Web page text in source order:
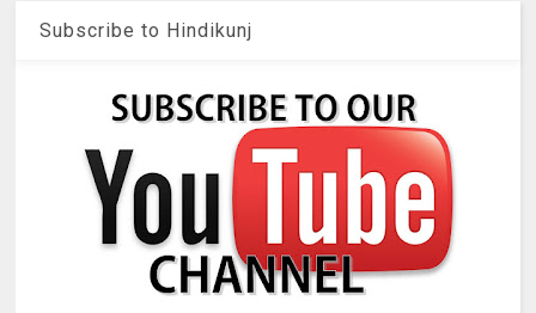
Subscribe to Hindikunj